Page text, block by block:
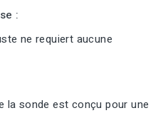
:
ne requiert aucune
la sonde est conçu pour une